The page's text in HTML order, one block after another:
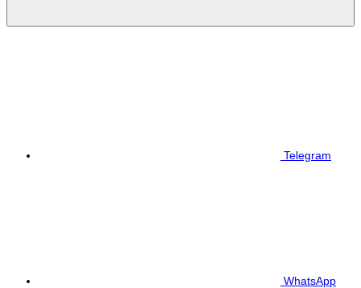
Telegram
WhatsApp